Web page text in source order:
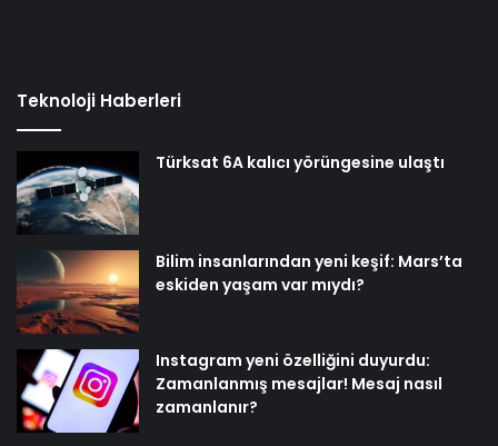
Teknoloji Haberleri
Türksat 6A kalıcı yörüngesine ulaştı
Bilim insanlarından yeni keşif: Mars’ta
eskiden yaşam var mıydı?
Instagram yeni özelliğini duyurdu:
Zamanlanmış mesajlar! Mesaj nasıl
zamanlanır?